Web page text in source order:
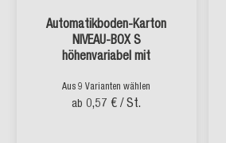
Automatikboden-Karton
NIVEAU-BOX S
höhenvariabel mit
Aus 9 Varianten wählen
ab 0,57 € / St.